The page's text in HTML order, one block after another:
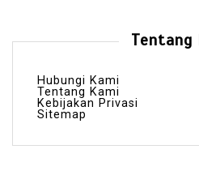
Tentang
Hubungi Kami
Tentang Kami
Kebijakan Privasi
Sitemap